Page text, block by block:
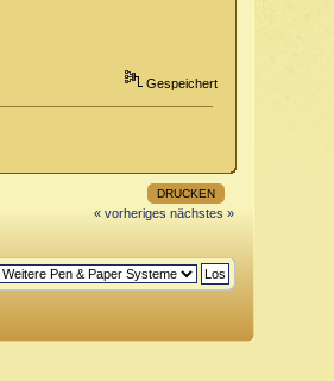
Gespeichert
DRUCKEN
« vorheriges nächstes »